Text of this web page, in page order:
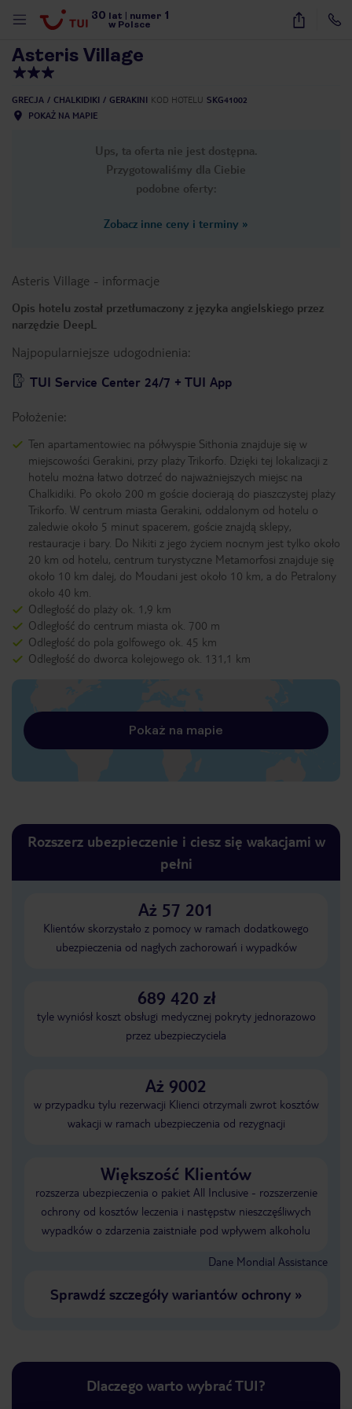
30 lat numer 1
w Polsce
40
Asteris Village
GRECJA CHALKIDIKI GERAKINI KOD HOTELU SKG41002
POKAŻ NA MAPIE
Ups, ta oferta nie jest dostępna.
Przygotowaliśmy dla Ciebie
podobne oferty:
Zobacz inne ceny i terminy »
Asteris Village - informacje
Opis hotelu został przetłumaczony z języka angielskiego przez
narzędzie DeepL
Najpopularniejsze udogodnienia:
TUI Service Center 24/7 + TUI App
Położenie:
Ten apartamentowiec na półwyspie Sithonia znajduje się w
miejscowości Gerakini, przy plaży Trikorfo. Dzięki tej lokalizacji z
hotelu można łatwo dotrzeć do najważniejszych miejsc na
Chalkidiki. Po około 200 m goście docierają do piaszczystej plaży
Trikorfo. W centrum miasta Gerakini, oddalonym od hotelu o
zaledwie około 5 minut spacerem, goście znajdą sklepy,
restauracje i bary. Do Nikiti z jego życiem nocnym jest tylko około
20 km od hotelu, centrum turystyczne Metamorfosi znajduje się
około 10 km dalej, do Moudani jest około 10 km, a do Petralony
około 40 km.
Odległość do plaży ok. 1,9 km
Odległość do centrum miasta ok. 700 m
Odległość do pola golfowego ok. 45 km
Odległość do dworca kolejowego ok. 131,1 km
Pokaż na mapie
Rozszerz ubezpieczenie i ciesz się wakacjami w
pełni
Aż 57 201
Klientów skorzystało z pomocy w ramach dodatkowego
ubezpieczenia od nagłych zachorowań i wypadków
689 420 zł
tyle wyniósł koszt obsługi medycznej pokryty jednorazowo
przez ubezpieczyciela
Aż 9002
w przypadku tylu rezerwacji Klienci otrzymali zwrot kosztów
wakacji w ramach ubezpieczenia od rezygnacji
Większość Klientów
rozszerza ubezpieczenia o pakiet All Inclusive - rozszerzenie
ochrony od kosztów leczenia i następstw nieszczęśliwych
wypadków o zdarzenia zaistniałe pod wpływem alkoholu
Dane Mondial Assistance
Sprawdź szczegóły wariantów ochrony»
Dlaczego warto wybrać TUI?